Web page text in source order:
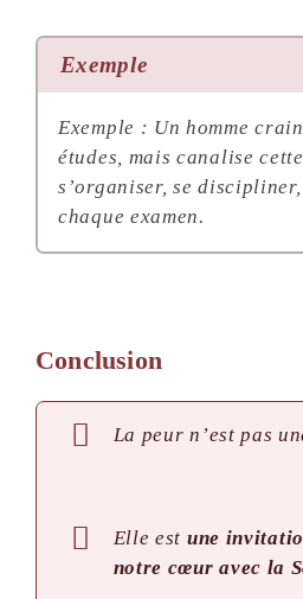
Exemple
Exemple : Un homme
études, mais canalise
s’organiser, se
chaque examen.
Conclusion
La peur n’est pas
Elle est une
notre cœur avec la